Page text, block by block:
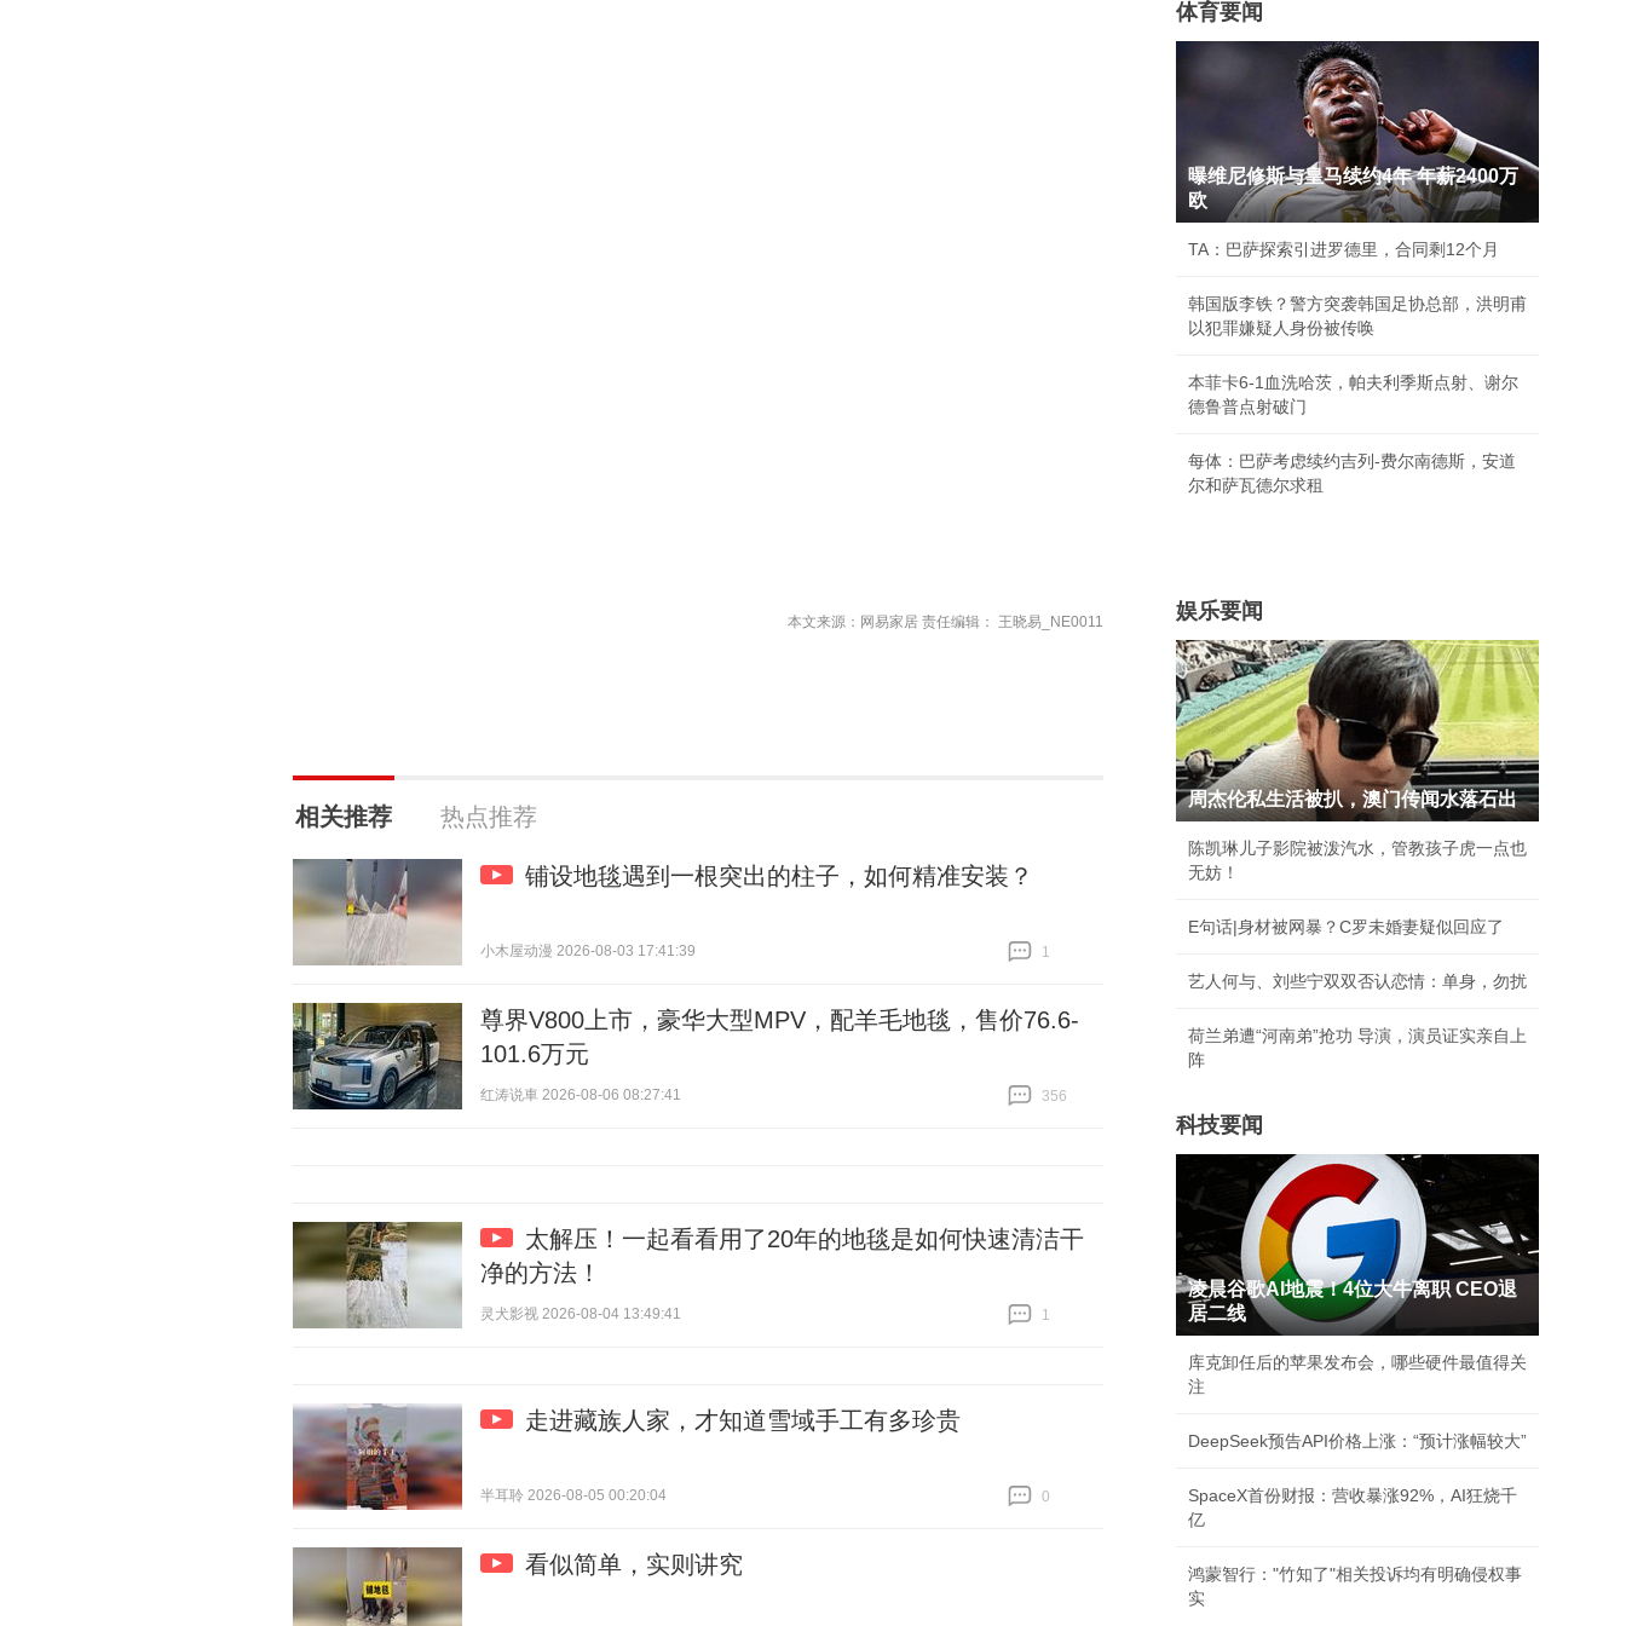
本文来源：网易家居 责任编辑： 王晓易_NE0011
相关推荐 热点推荐
铺设地毯遇到一根突出的柱子，如何精准安装？
小木屋动漫 2026-08-03 17:41:39
1
尊界V800上市，豪华大型MPV，配羊毛地毯，售价76.6-
101.6万元
红涛说車 2026-08-06 08:27:41
356
太解压！一起看看用了20年的地毯是如何快速清洁干
净的方法！
灵犬影视 2026-08-04 13:49:41
1
走进藏族人家，才知道雪域手工有多珍贵
半耳聆 2026-08-05 00:20:04
0
看似简单，实则讲究
体育要闻
曝维尼修斯与皇马续约4年 年薪2400万
欧
TA：巴萨探索引进罗德里，合同剩12个月
韩国版李铁？警方突袭韩国足协总部，洪明甫
以犯罪嫌疑人身份被传唤
本菲卡6-1血洗哈茨，帕夫利季斯点射、谢尔
德鲁普点射破门
每体：巴萨考虑续约吉列-费尔南德斯，安道
尔和萨瓦德尔求租
娱乐要闻
周杰伦私生活被扒，澳门传闻水落石出
陈凯琳儿子影院被泼汽水，管教孩子虎一点也
无妨！
E句话|身材被网暴？C罗未婚妻疑似回应了
艺人何与、刘些宁双双否认恋情：单身，勿扰
荷兰弟遭“河南弟”抢功 导演，演员证实亲自上
阵
科技要闻
凌晨谷歌AI地震！4位大牛离职 CEO退
居二线
库克卸任后的苹果发布会，哪些硬件最值得关
注
DeepSeek预告API价格上涨：“预计涨幅较大”
SpaceX首份财报：营收暴涨92%，AI狂烧千
亿
鸿蒙智行："竹知了"相关投诉均有明确侵权事
实